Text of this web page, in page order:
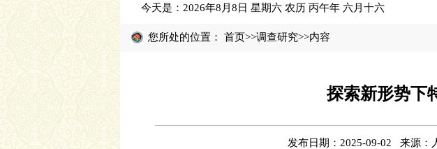
今天是： 2026年8月8日 星期六 农历 丙午年 六月十六
您所处的位置： 首页>>调查研究>>内容
探索新形势下
发布日期：2025-09-02 来源：